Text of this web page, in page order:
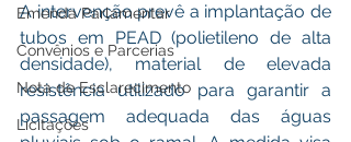
Emenda Parlamentar
Convênios e Parcerias
Nota de Esclarecimento
Licitações
A intervenção prevê a implantação de
tubos em PEAD (polietileno de alta
densidade), material de elevada
resistência utilizado para garantir a
passagem adequada das águas